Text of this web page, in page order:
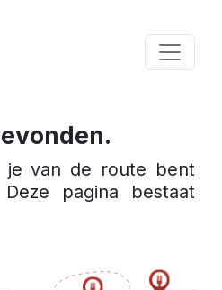
van de route bent
pagina bestaat